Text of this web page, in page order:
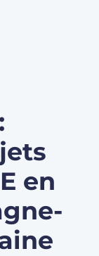
en